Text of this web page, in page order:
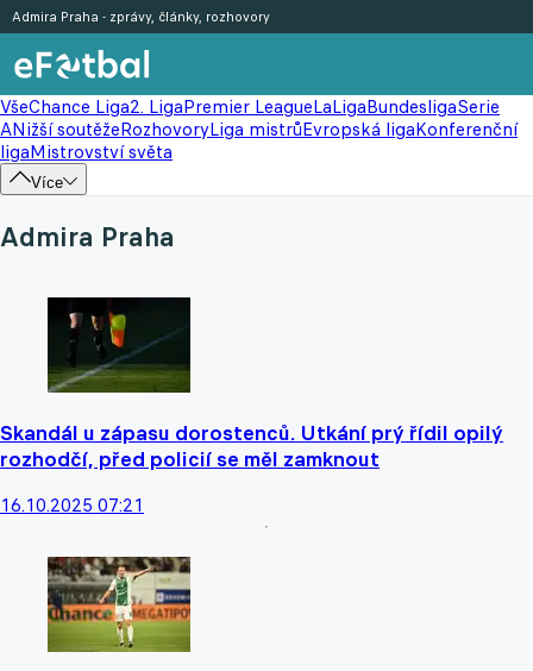
VšeChance Liga2. LigaPremier LeagueLaLigaBundesligaSerie
ANižší soutěžeRozhovoryLiga mistrůEvropská ligaKonferenční
ligaMistrovství světa
Více
Admira Praha - zprávy, články, rozhovory
Admira Praha
Skandál u zápasu dorostenců. Utkání prý řídil opilý
rozhodčí, před policií se měl zamknout
16.10.2025 07:21